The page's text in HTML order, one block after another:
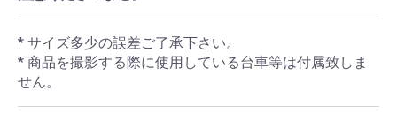
* サイズ多少の誤差ご了承下さい。
* 商品を撮影する際に使用している台車等は付属致しま
せん。